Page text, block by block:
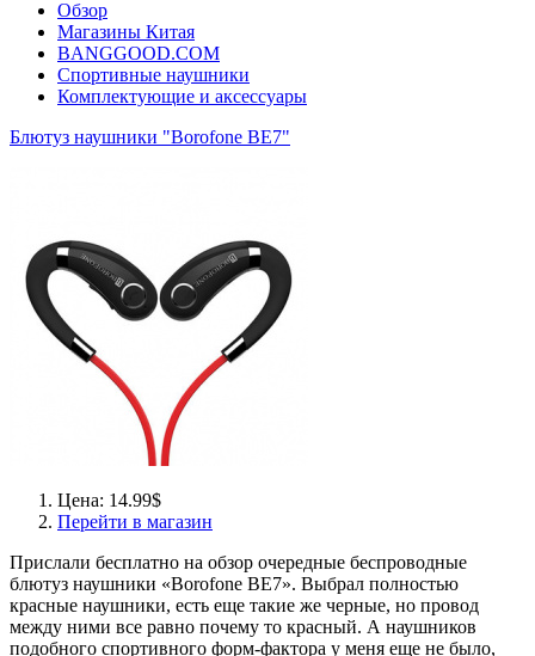
Обзор
Магазины Китая
BANGGOOD.COM
Спортивные наушники
Комплектующие и аксессуары
Блютуз наушники "Borofone BE7"
Цена: 14.99$
Перейти в магазин
Прислали бесплатно на обзор очередные беспроводные
блютуз наушники «Borofone BE7». Выбрал полностью
красные наушники, есть еще такие же черные, но провод
между ними все равно почему то красный. А наушников
подобного спортивного форм-фактора у меня еще не было,